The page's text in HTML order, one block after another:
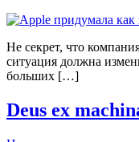
Не секрет, что
ситуация должна
больших […]
Deus ex